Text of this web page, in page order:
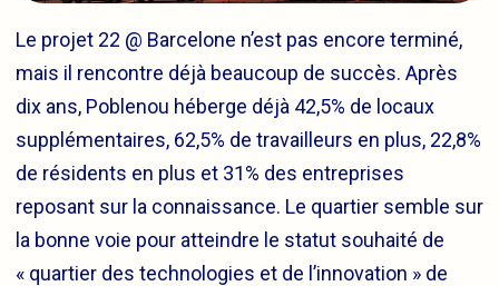
Le projet 22 @ Barcelone n’est pas encore terminé,
mais il rencontre déjà beaucoup de succès. Après
dix ans, Poblenou héberge déjà 42,5% de locaux
supplémentaires, 62,5% de travailleurs en plus, 22,8%
de résidents en plus et 31% des entreprises
reposant sur la connaissance. Le quartier semble sur
la bonne voie pour atteindre le statut souhaité de
« quartier des technologies et de l’innovation » de